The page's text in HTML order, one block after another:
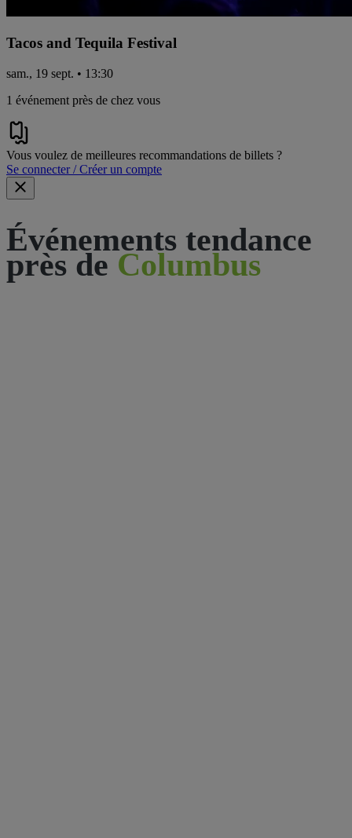
Tacos and Tequila Festival
sam., 19 sept. • 13:30
1 événement près de chez vous
Vous voulez de meilleures recommandations de billets ?
Se connecter / Créer un compte
Événements tendance
près de Columbus